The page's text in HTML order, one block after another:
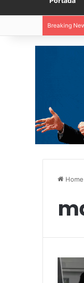
Breaking
Home